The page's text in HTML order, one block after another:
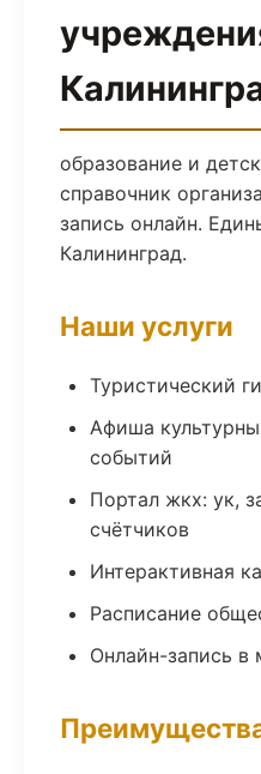
образование и
справочник
запись онлайн.
Калининград.
Наши услуги
Туристический
Афиша
событий
Портал жкх: ук,
счётчиков
Интерактивная
Расписание
Онлайн-запись в